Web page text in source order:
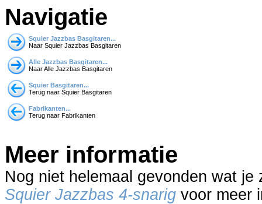
Navigatie
Squier Jazzbas Basgitaren...
Naar Squier Jazzbas Basgitaren
Alle Jazzbas Basgitaren...
Naar Alle Jazzbas Basgitaren
Squier Basgitaren...
Terug naar Squier Basgitaren
Fabrikanten...
Terug naar Fabrikanten
Meer informatie
Nog niet helemaal gevonden wat
Squier Jazzbas 4-snarig voor meer